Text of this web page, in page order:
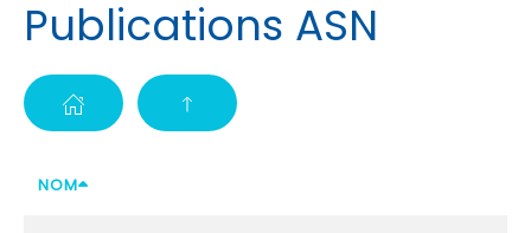
Publications ASN
NOM